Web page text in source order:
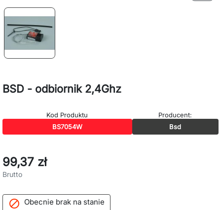
BSD - odbiornik 2,4Ghz
Kod Produktu
BS7054W
Producent:
Bsd
99,37 zł
Brutto
 Obecnie brak na stanie